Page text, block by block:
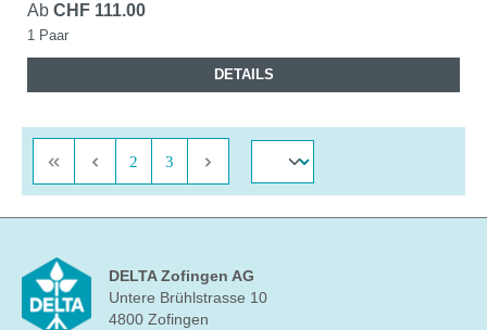
Ab CHF 111.00
1 Paar
DETAILS
Seite
2 Seite
3
DELTA Zofingen AG
Untere Brühlstrasse 10
4800 Zofingen